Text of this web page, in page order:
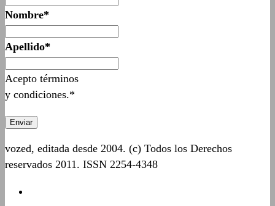
Nombre*
Apellido*
Acepto términos
y condiciones.*
vozed, editada desde 2004. (c) Todos los Derechos
reservados 2011. ISSN 2254-4348